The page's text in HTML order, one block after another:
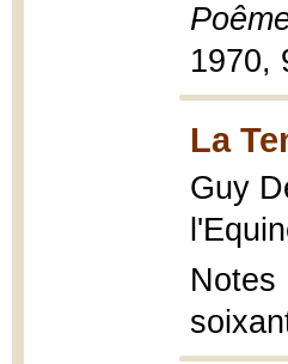
1970,
La
Guy
Notes